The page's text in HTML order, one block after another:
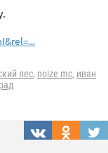
лес, noize mc, иван